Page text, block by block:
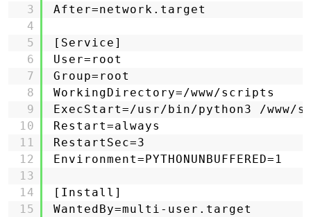
3
4
5
6
7
8
9
10
11
12
13
14
15
After=network.target
[Service]
User=root
Group=root
WorkingDirectory= /www/scripts
ExecStart= /usr/bin/python3
/www/
Restart=always
RestartSec=3
Environment=PYTHONUNBUFFERED=1
[Install]
WantedBy=multi-user.target